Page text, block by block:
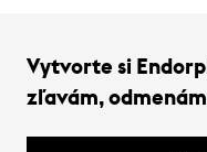
Vytvorte si
zľavám,